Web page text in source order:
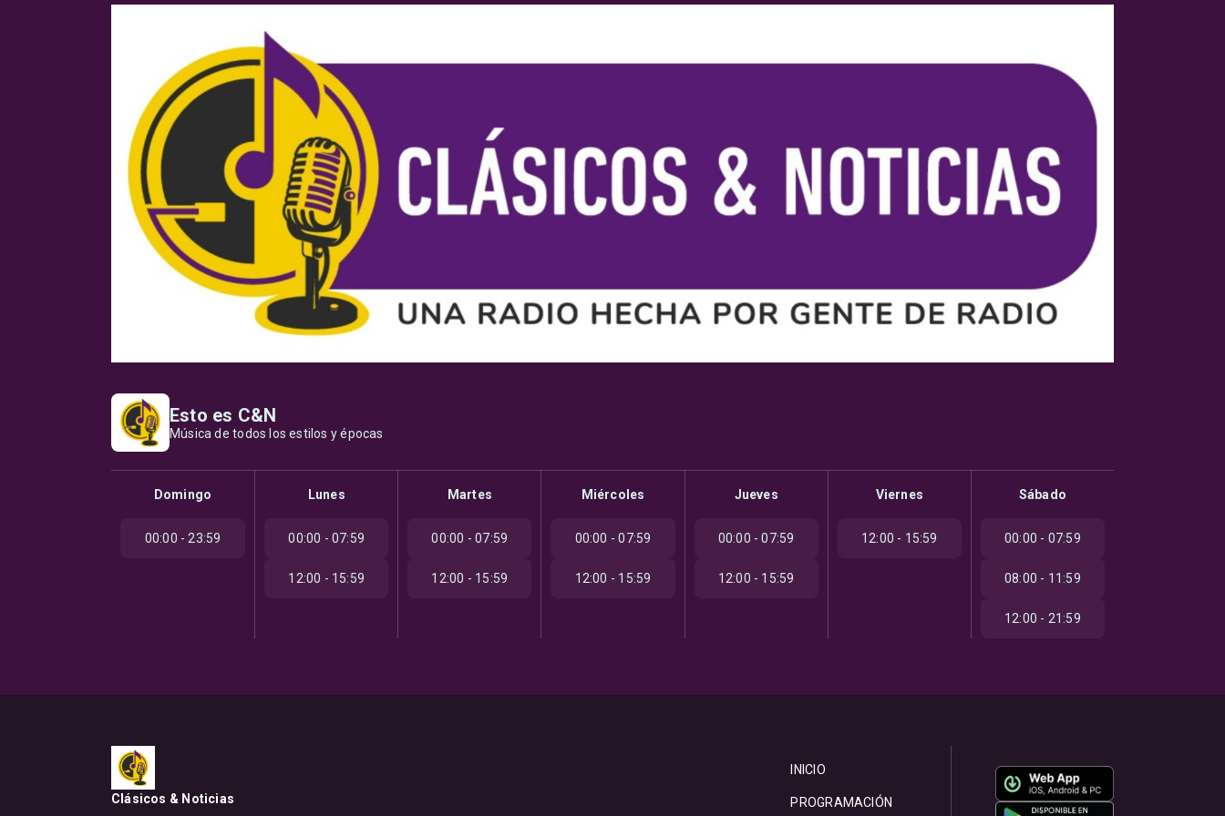
Esto es C&N
Música de todos los estilos y épocas
Domingo
00:00 - 23:59
Lunes
00:00 - 07:59
12:00 - 15:59
Martes
00:00 - 07:59
12:00 - 15:59
Miércoles
00:00 - 07:59
12:00 - 15:59
Jueves
00:00 - 07:59
12:00 - 15:59
Viernes
12:00 - 15:59
Sábado
00:00 - 07:59
08:00 - 11:59
12:00 - 21:59
Clásicos & Noticias
INICIO
PROGRAMACIÓN